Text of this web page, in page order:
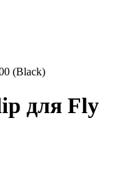
(Black)
для Fly